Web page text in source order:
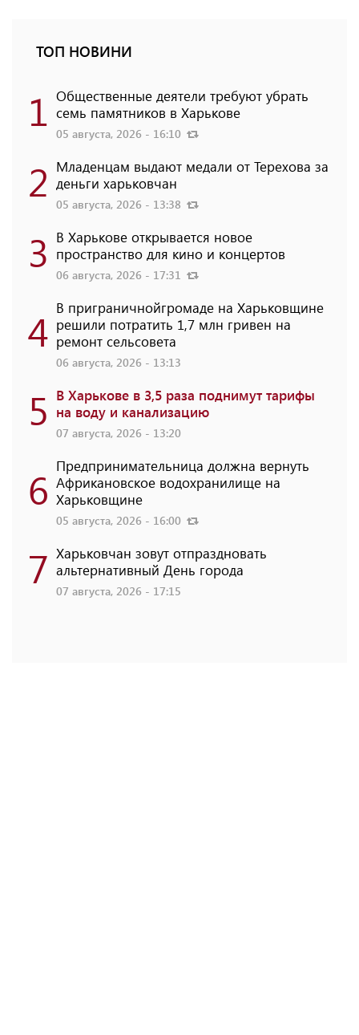
ТОП НОВИНИ
1 Общественные деятели требуют убрать
семь памятников в Харькове
05 августа, 2026 - 16:10
2 Младенцам выдают медали от Терехова за
деньги харьковчан
05 августа, 2026 - 13:38
3 В Харькове открывается новое
пространство для кино и концертов
06 августа, 2026 - 17:31
4 В приграничнойгромаде на Харьковщине
решили потратить 1,7 млн ​​гривен на
ремонт сельсовета
06 августа, 2026 - 13:13
5 В Харькове в 3,5 раза поднимут тарифы
на воду и канализацию
07 августа, 2026 - 13:20
6 Предпринимательница должна вернуть
Африкановское водохранилище на
Харьковщине
05 августа, 2026 - 16:00
7 Харьковчан зовут отпраздновать
альтернативный День города
07 августа, 2026 - 17:15